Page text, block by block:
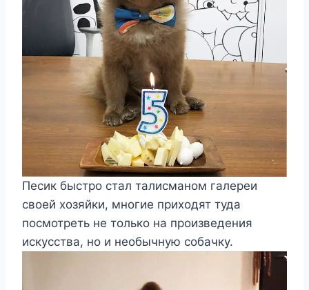
Песик быстро стал талисманом галереи
своей хозяйки, многие приходят туда
посмотреть не только на произведения
искусства, но и необычную собачку.